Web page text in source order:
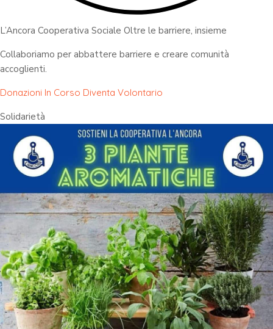
L’Ancora Cooperativa Sociale Oltre le barriere, insieme
Collaboriamo per abbattere barriere e creare comunità
accoglienti.
Donazioni In Corso Diventa Volontario
Solidarietà